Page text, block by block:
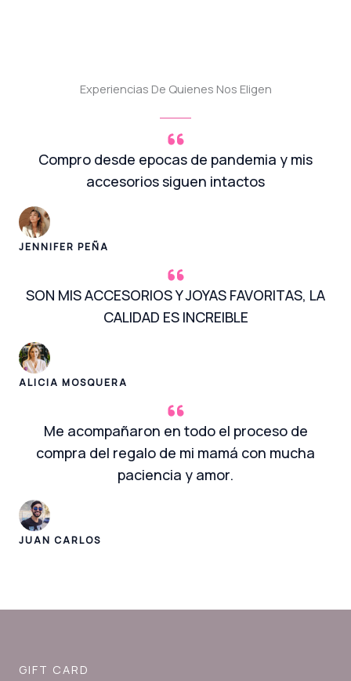
Experiencias De Quienes Nos Eligen
Compro desde epocas de pandemia y mis
accesorios siguen intactos
JENNIFER PEÑA
SON MIS ACCESORIOS Y JOYAS FAVORITAS, LA
CALIDAD ES INCREIBLE
ALICIA MOSQUERA
Me acompañaron en todo el proceso de
compra del regalo de mi mamá con mucha
paciencia y amor.
JUAN CARLOS
GIFT CARD